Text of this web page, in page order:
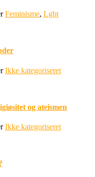
Feminisme, Lgbt
Ikke kategoriseret
og ateismen
Ikke kategoriseret